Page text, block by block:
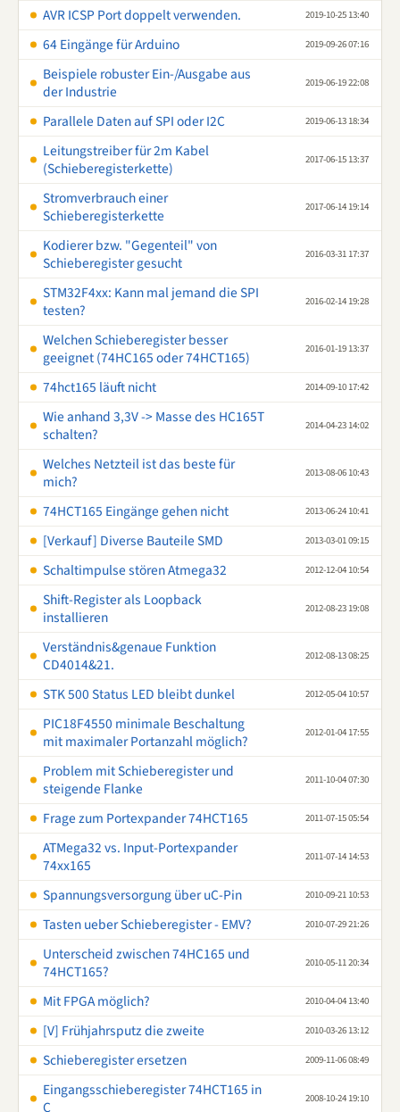
AVR ICSP Port doppelt verwenden. 2019-10-25 13:40
64 Eingänge für Arduino 2019-09-26 07:16
Beispiele robuster Ein-/Ausgabe aus
der Industrie
2019-06-19 22:08
Parallele Daten auf SPI oder I2C 2019-06-13 18:34
Leitungstreiber für 2m Kabel
(Schieberegisterkette)
2017-06-15 13:37
Stromverbrauch einer
Schieberegisterkette
2017-06-14 19:14
Kodierer bzw. "Gegenteil" von
Schieberegister gesucht
2016-03-31 17:37
STM32F4xx: Kann mal jemand die SPI
testen?
2016-02-14 19:28
Welchen Schieberegister besser
geeignet (74HC165 oder 74HCT165)
2016-01-19 13:37
74hct165 läuft nicht 2014-09-10 17:42
Wie anhand 3,3V -> Masse des HC165T
schalten?
2014-04-23 14:02
Welches Netzteil ist das beste für
mich?
2013-08-06 10:43
74HCT165 Eingänge gehen nicht 2013-06-24 10:41
[Verkauf] Diverse Bauteile SMD 2013-03-01 09:15
Schaltimpulse stören Atmega32 2012-12-04 10:54
Shift-Register als Loopback
installieren
2012-08-23 19:08
Verständnis&genaue Funktion
CD4014&21.
2012-08-13 08:25
STK 500 Status LED bleibt dunkel 2012-05-04 10:57
PIC18F4550 minimale Beschaltung
mit maximaler Portanzahl möglich?
2012-01-04 17:55
Problem mit Schieberegister und
steigende Flanke
2011-10-04 07:30
Frage zum Portexpander 74HCT165 2011-07-15 05:54
ATMega32 vs. Input-Portexpander
74xx165
2011-07-14 14:53
Spannungsversorgung über uC-Pin 2010-09-21 10:53
Tasten ueber Schieberegister - EMV? 2010-07-29 21:26
Unterscheid zwischen 74HC165 und
74HCT165?
2010-05-11 20:34
Mit FPGA möglich? 2010-04-04 13:40
[V] Frühjahrsputz die zweite 2010-03-26 13:12
Schieberegister ersetzen 2009-11-06 08:49
Eingangsschieberegister 74HCT165 in
C
2008-10-24 19:10